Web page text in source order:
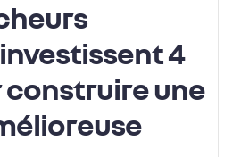
4
construire une